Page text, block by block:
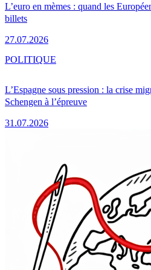
L’euro en mèmes : quand les
billets
27.07.2026
L’Espagne sous pression : la crise
Schengen à l’épreuve
31.07.2026
POLITIQUE